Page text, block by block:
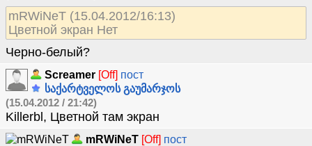
mRWiNeT (15.04.2012/16:13)
Цветной экран Нет
Черно-белый?
Screamer [Off] пост
საქარტველოს გაუმარჯოს
(15.04.2012 / 21:42)
Killerbl, Цветной там экран
mRWiNeT [Off] пост